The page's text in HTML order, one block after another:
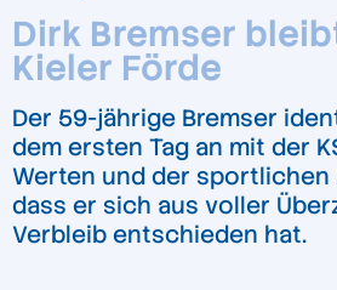
Dirk Bremser
Kieler Förde
Der 59-jährige Bremser
dem ersten Tag an mit der
Werten und der
dass er sich aus voller
Verbleib entschieden hat.